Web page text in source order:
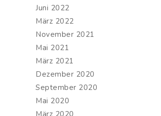
Juni 2022
März 2022
November 2021
Mai 2021
März 2021
Dezember 2020
September 2020
Mai 2020
März 2020